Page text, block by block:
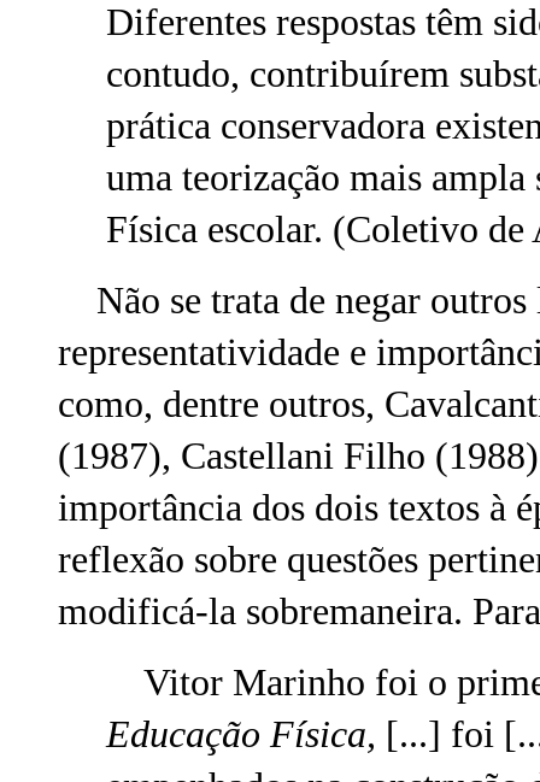
Diferentes respostas têm
contudo, contribuírem
prática conservadora
uma teorização mais ampla
Física escolar. (Coletivo
Não se trata de negar
representatividade e
como, dentre outros,
(1987), Castellani Filho
importância dos dois textos à
reflexão sobre questões
modificá-la sobremaneira.
Vitor Marinho foi o
Educação Física, [...] foi